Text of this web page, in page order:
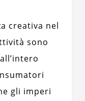
creativa nel
sono
gli imperi